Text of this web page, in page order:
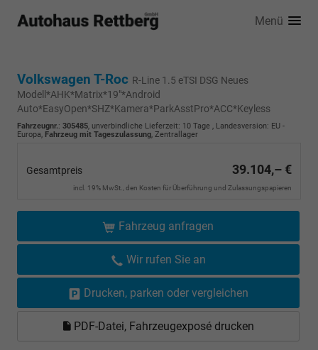
Menü
Volkswagen T-Roc R-Line 1.5 eTSI DSG Neues
Modell*AHK*Matrix*19"*Android
Auto*EasyOpen*SHZ*Kamera*ParkAsstPro*ACC*Keyless
Fahrzeugnr.: 305485, unverbindliche Lieferzeit: 10 Tage , Landesversion: EU -
Europa, Fahrzeug mit Tageszulassung, Zentrallager
Gesamtpreis 39.104,– €
incl. 19% MwSt., den Kosten für Überführung und Zulassungspapieren
Fahrzeug anfragen
Wir rufen Sie an
Drucken, parken oder vergleichen
PDF-Datei, Fahrzeugexposé drucken